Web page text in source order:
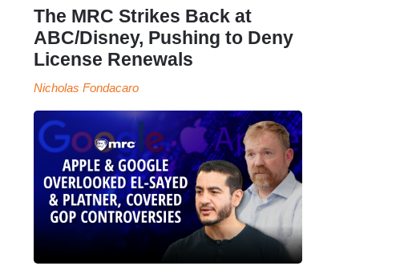
The MRC Strikes Back at
ABC/Disney, Pushing to Deny
License Renewals
Nicholas Fondacaro